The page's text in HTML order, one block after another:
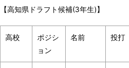
【高知県ドラフト候補(3年生)】
高校
ポジシ
ョン
名前 投打